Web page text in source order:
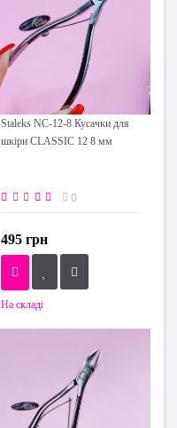
Staleks NC-12-8 Кусачки для
шкіри CLASSIC 12 8 мм
0
495 грн
На складі